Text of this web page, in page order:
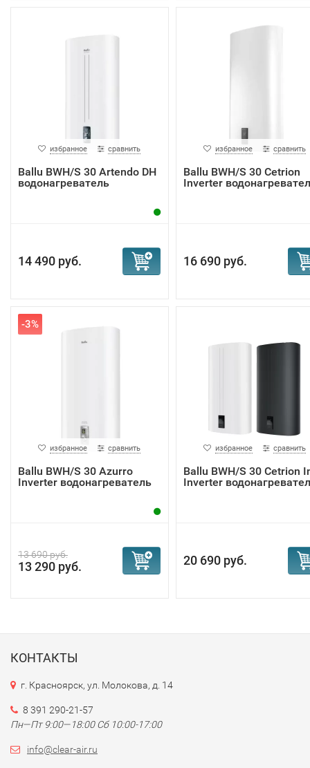
избранное сравнить
Ballu BWH/S 30 Artendo DH
водонагреватель
14 490 руб.
избранное сравнить
Ballu BWH/S 30 Cetrion
Inverter
16 690 руб.
-3%
избранное сравнить
Ballu BWH/S 30 Azurro
Inverter водонагреватель
13 690 руб.
13 290 руб.
избранное сравнить
Ballu BWH/S 30 Cetrion
Inverter
20 690 руб.
КОНТАКТЫ
г. Красноярск, ул. Молокова, д. 14
8 391 290-21-57
Пн—Пт 9:00—18:00 Сб 10:00-17:00
info@clear-air.ru